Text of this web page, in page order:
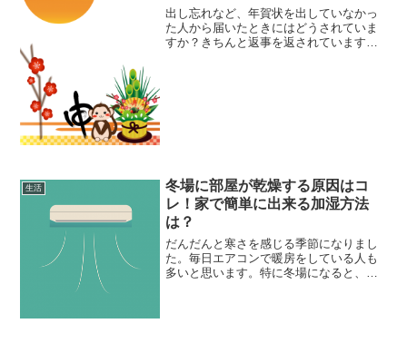
出し忘れなど、年賀状を出していなかっ
た人から届いたときにはどうされていま
すか？きちんと返事を返されています
生活
冬場に部屋が乾燥する原因はコ
レ！家で簡単に出来る加湿方法
は？
だんだんと寒さを感じる季節になりまし
た。毎日エアコンで暖房をしている人も
多いと思います。特に冬場になると、部